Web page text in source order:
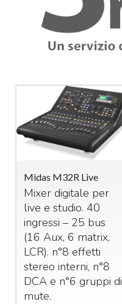
Midas M32R Live
Mixer digitale per
live e studio. 40
ingressi – 25 bus
(16 Aux, 6 matrix,
LCR). n°8 effetti
stereo interni, n°8
DCAe n°6 gruppi di
mute.